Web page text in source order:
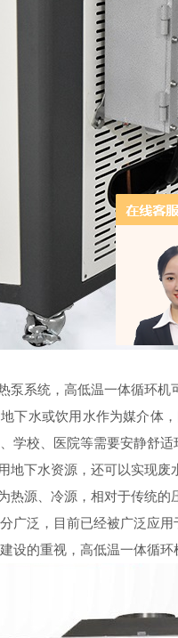
系统，高低温一体循环机
水或饮用水作为媒介体，
学校、医院等需要安静舒适
下水资源，还可以实现废
源、冷源，相对于传统的
泛，目前已经被广泛应用
设的重视，高低温一体循环